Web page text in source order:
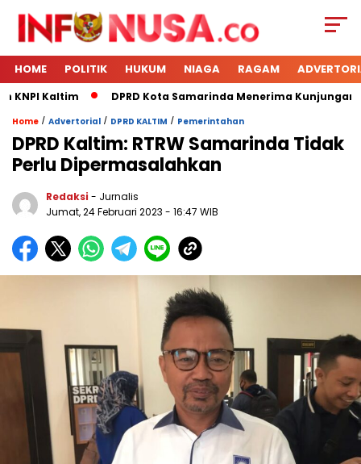
HOME POLITIK HUKUM NIAGA RAGAM
Kaltim DPRD Kota Samarinda Menerima Kunjungan
Home / Advertorial / DPRD KALTIM / Pemerintahan
DPRD Kaltim: RTRW Samarinda Tidak
Perlu Dipermasalahkan
Redaksi - Jurnalis
Jumat, 24 Februari 2023 - 16:47 WIB